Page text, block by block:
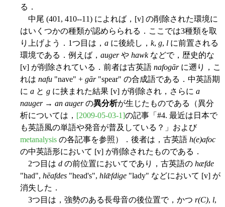
る．
中尾 (401, 410--11) によれば，[v] の削除された環境に
はいくつかの種類が認めらられる．ここでは3種類を取
り上げよう．1つ目は， a に後続し， k, g, l に前置される
環境である．例えば， augerや hawkなどで，歴史的な
[v] が削除されている．前者は古英語 nafogārに遡り，こ
れは nafu "nave" + gār"spear" の合成語である．中英語期
に a と g に挟まれた結果 [v] が削除され，さらに a
nauger→ an augerの異分析が生じたものである（異分
析については， [2009-05-03-1]の記事「#4. 最近は日本で
も英語風の単語や発音が普及している？」および
metanalysis の各記事を参照）．後者は，古英語 h(e)afoc
の中英語形において [v] が削除されたものである．
2つ目は d の前位置においてであり，古英語の hæfde
"had", hēafdes "head's", hlǣfdige "lady" などにおいて [v] が
消失した．
3つ目は，強勢のある長母音の後位置で，かつ r(C), l,